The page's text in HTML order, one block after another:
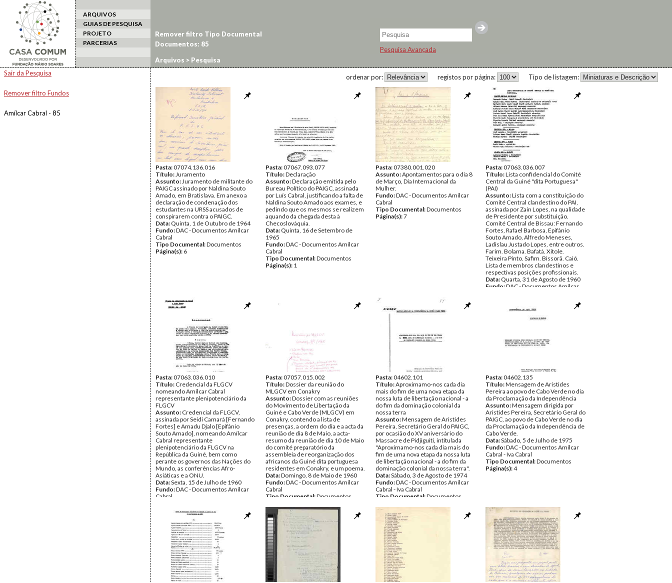
ARQUIVOS
GUIAS DE PESQUISA
PROJETO
PARCERIAS
Pesquisa Avançada
Arquivos > Pesquisa
Sair da Pesquisa
Remover filtro Fundos
Amílcar Cabral - 85
Remover filtro Tipo Documental
Documentos: 85
Tipo de listagem:
registos por página:
ordenar por:
Pasta:07074.136.016
Título:Juramento
Assunto:Juramento de militante do
PAIGC assinado por Naldina Souto
Amado, em Bratislava. Em anexo a
declaração de condenação dos
estudantes na URSS acusados de
conspirarem contra o PAIGC.
Data: Quinta, 1 de Outubro de 1964
Fundo:DAC - Documentos Amílcar
Cabral
Tipo Documental:Documentos
Página(s): 6
Pasta:07067.093.077
Título:Declaração
Assunto:Declaração emitida pelo
Bureau Político do PAIGC, assinada
por Luís Cabral, justificando a falta de
Naldina Souto Amado aos exames, e
pedindo que os mesmos se realizem
aquando da chegada desta à
Checoslováquia.
Data: Quinta, 16 de Setembro de
1965
Fundo:DAC - Documentos Amílcar
Cabral
Tipo Documental:Documentos
Página(s): 1
Pasta:07380.001.020
Assunto:Apontamentos para o dia 8
de Março, Dia Internacional da
Mulher.
Fundo:DAC - Documentos Amílcar
Cabral
Tipo Documental:Documentos
Página(s):7
Pasta:07063.036.007
Título:Lista confidencial do Comité
Central da Guiné "dita Portuguesa"
(PAI)
Assunto:Lista com a constituição do
Comité Central clandestino do PAI,
assinada por Zain Lopes, na qualidade
de Presidente por substituição.
Comité Central de Bissau: Fernando
Fortes, Rafael Barbosa, Epifânio
Souto Amado, Alfredo Meneses,
Ladislau Justado Lopes, entre outros.
Farim. Bolama. Bafatá. Xitole.
Teixeira Pinto. Safim. Bissorã. Caió.
Lista de membros clandestinos e
respectivas posições profissionais.
Data: Quarta, 31 de Agosto de 1960
Fundo:DAC - Documentos Amílcar
Página(s):3
Pasta:07063.036.010
Título: Credencial da FLGCV
nomeando Amílcar Cabral
representante plenipotenciário da
FLGCV
Assunto: Credencial da FLGCV,
assinada por Seidi Camará [Fernando
Fortes] e Amadu Djalo [Epifânio
Souto Amado], nomeando Amílcar
Cabral representante
plenipotenciário da FLGCV na
República da Guiné, bem como
perante os governos das Nações do
Mundo, as conferências Afro-
Asiáticas e a ONU.
Data:Sexta, 15 de Julho de 1960
Fundo:DAC - Documentos Amílcar
Cabral
Página(s):1
Pasta:07057.015.002
Título:Dossier da reunião do
MLGCV em Conakry
Assunto:Dossier com as reuniões
do Movimento de Libertação da
Guiné e Cabo Verde (MLGCV) em
Conakry, contendo a lista de
presenças, a ordem do dia e a acta da
reunião de dia 8 de Maio, a acta-
resumo da reunião de dia 10 de Maio
do comité preparatório da
assembleia de reorganização dos
africanos da Guiné dita portuguesa
residentes em Conakry, e um poema.
Data:Domingo, 8 de Maio de 1960
Fundo:DAC - Documentos Amílcar
Cabral
Tipo Documental:Documentos
Pasta:04602.101
Título:Aproximamo-nos cada dia
mais do fim de uma nova etapa da
nossa luta de libertação nacional - a
do fim da dominação colonial da
nossa terra
Assunto:Mensagem de Aristides
Pereira, Secretário Geral do PAIGC,
por ocasião do XV aniversário do
Massacre de Pidjiguiti, intitulada
"Aproximamo-nos cada dia mais do
fim de uma nova etapa da nossa luta
de libertação nacional - a do fim da
dominação colonial da nossa terra".
Data:Sábado, 3 de Agosto de 1974
Fundo:DAC - Documentos Amílcar
Cabral - Iva Cabral
Tipo Documental:Documentos
Pasta:04602.135
Título:Mensagem de Aristides
Pereira ao povo de Cabo Verde no dia
da Proclamação da Independência
Assunto:Mensagem dirigida por
Aristides Pereira, Secretário Geral do
PAIGC, ao povo de Cabo Verde no dia
da Proclamação da Independência de
Cabo Verde.
Data:Sábado, 5 de Julho de 1975
Fundo:DAC - Documentos Amílcar
Cabral - Iva Cabral
Tipo Documental:Documentos
Página(s):4